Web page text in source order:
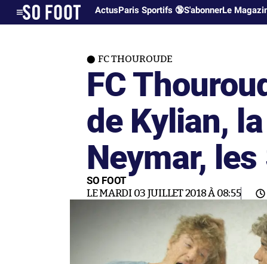
ActusParis Sportifs 🔞S'abonnerLe
FC THOUROUDE
FC
de Kylian,
Neymar,
SO FOOT
LE MARDI 03 JUILLET 2018 À 08:55